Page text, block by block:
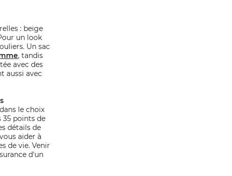
: beige
un look
Un sac
, tandis
avec des
aussi avec
le choix
35 points de
détails de
aider à
de vie. Venir
d'un